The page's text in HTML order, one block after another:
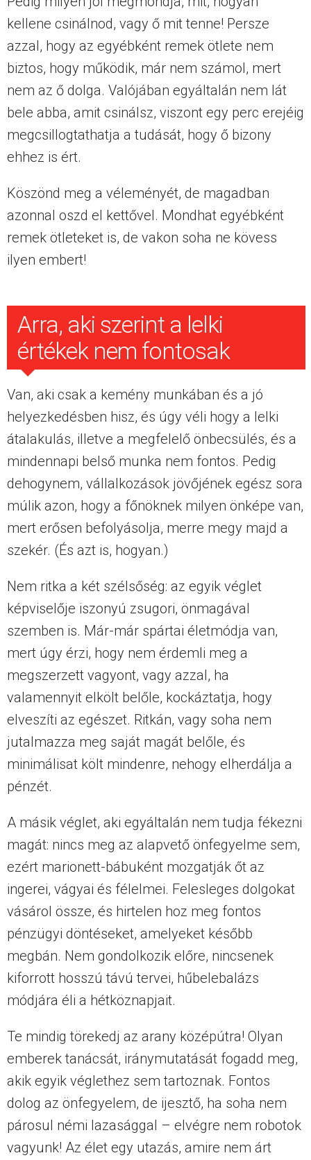
kellene csinálnod, vagy ő mit tenne! Persze
azzal, hogy az egyébként remek ötlete nem
biztos, hogy működik, már nem számol, mert
nem az ő dolga. Valójában egyáltalán nem lát
bele abba, amit csinálsz, viszont egy perc erejéig
megcsillogtathatja a tudását, hogy ő bizony
ehhez is ért.
Köszönd meg a véleményét, de magadban
azonnal oszd el kettővel. Mondhat egyébként
remek ötleteket is, de vakon soha ne kövess
ilyen embert!
Arra, aki szerint a lelki
értékek nem fontosak
Van, aki csak a kemény munkában és a jó
helyezkedésben hisz, és úgy véli hogy a lelki
átalakulás, illetve a megfelelő önbecsülés, és a
mindennapi belső munka nem fontos. Pedig
dehogynem, vállalkozások jövőjének egész sora
múlik azon, hogy a főnöknek milyen önképe van,
mert erősen befolyásolja, merre megy majd a
szekér. (És azt is, hogyan.)
Nem ritka a két szélsőség: az egyik véglet
képviselője iszonyú zsugori, önmagával
szemben is. Már-már spártai életmódja van,
mert úgy érzi, hogy nem érdemli meg a
megszerzett vagyont, vagy azzal, ha
valamennyit elkölt belőle, kockáztatja, hogy
elveszíti az egészet. Ritkán, vagy soha nem
jutalmazza meg saját magát belőle, és
minimálisat költ mindenre, nehogy elherdálja a
pénzét.
A másik véglet, aki egyáltalán nem tudja fékezni
magát: nincs meg az alapvető önfegyelme sem,
ezért marionett-bábuként mozgatják őt az
ingerei, vágyai és félelmei. Felesleges dolgokat
vásárol össze, és hirtelen hoz meg fontos
pénzügyi döntéseket, amelyeket később
megbán. Nem gondolkozik előre, nincsenek
kiforrott hosszú távú tervei, hűbelebalázs
módjára éli a hétköznapjait.
Te mindig törekedj az arany középútra! Olyan
emberek tanácsát, iránymutatását fogadd meg,
akik egyik véglethez sem tartoznak. Fontos
dolog az önfegyelem, de ijesztő, ha soha nem
párosul némi lazasággal – elvégre nem robotok
vagyunk! Az élet egy utazás, amire nem árt